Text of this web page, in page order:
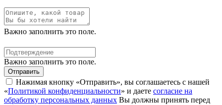
Важно заполнить это поле.
Важно заполнить это поле.
Отправить
Нажимая кнопку «Отправить», вы соглашаетесь с нашей
«Политикой конфиденциальности» и даете согласие на
обработку персональных данных Вы должны принять перед